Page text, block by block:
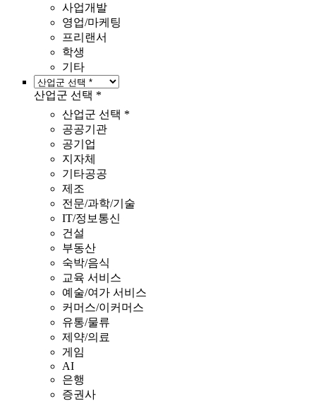
사업개발
영업/마케팅
프리랜서
학생
기타
산업군 선택 *
산업군 선택 *
공공기관
공기업
지자체
기타공공
제조
전문/과학/기술
IT/정보통신
건설
부동산
숙박/음식
교육 서비스
예술/여가 서비스
커머스/이커머스
유통/물류
제약/의료
게임
AI
은행
증권사